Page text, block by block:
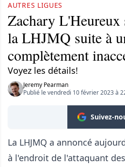
AUTRES LIGUES
Zachary L'Heureux
la LHJMQ suite à
complètement
Voyez les détails!
Jeremy Pearman
Publié le vendredi 10 février 2023 à
Suivez-
La LHJMQ a annoncé
à l'endroit de l'attaquant